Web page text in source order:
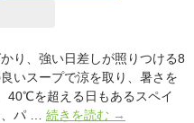
り、強い日差しが照りつける8
いスープで涼を取り、暑さを
40℃を超える日もあるスペイ
、パ … 続きを読む 8
→